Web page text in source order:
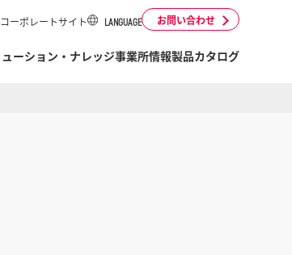
コーポレートサイト LANGUAGE お問い合わせ
ーション・ナレッジ事業所情報製品カタログ